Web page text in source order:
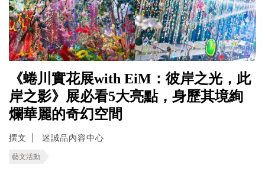
《蜷川實花展with EiM：彼岸之光，此
岸之影》展必看5大亮點，身歷其境絢
爛華麗的奇幻空間
撰文 迷誠品內容中心
藝文活動